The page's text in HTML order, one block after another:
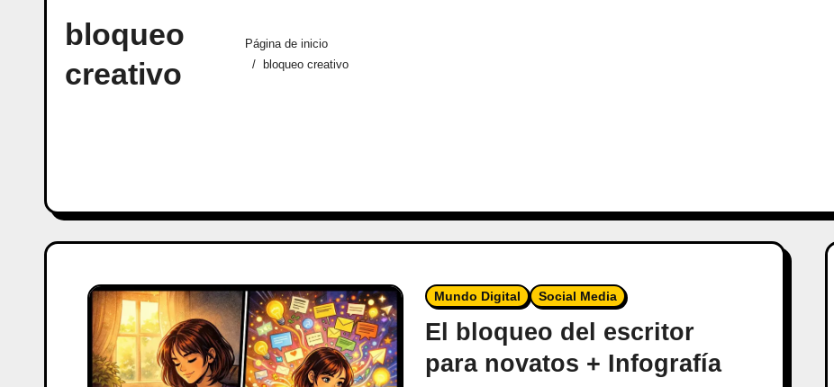
bloqueo
creativo
Página de inicio
bloqueo creativo
Mundo Digital Social Media
El bloqueo del escritor
para novatos + Infografía